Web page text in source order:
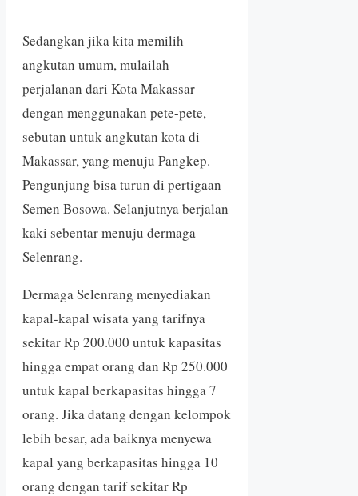
Sedangkan jika kita memilih
angkutan umum, mulailah
perjalanan dari Kota Makassar
dengan menggunakan pete-pete,
sebutan untuk angkutan kota di
Makassar, yang menuju Pangkep.
Pengunjung bisa turun di pertigaan
Semen Bosowa. Selanjutnya berjalan
kaki sebentar menuju dermaga
Selenrang.
Dermaga Selenrang menyediakan
kapal-kapal wisata yang tarifnya
sekitar Rp 200.000 untuk kapasitas
hingga empat orang dan Rp 250.000
untuk kapal berkapasitas hingga 7
orang. Jika datang dengan kelompok
lebih besar, ada baiknya menyewa
kapal yang berkapasitas hingga 10
orang dengan tarif sekitar Rp